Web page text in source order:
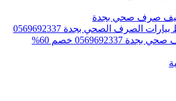
صرف صحي بجدة
الصرف الصحي بجدة 0569692337
0569692337 خصم 60%